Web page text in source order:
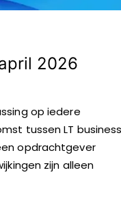
2026
op iedere
tussen LT
opdrachtgever
zijn alleen